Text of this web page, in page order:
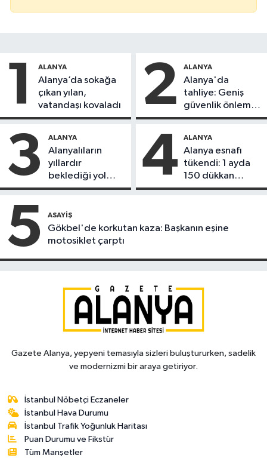
1 ALANYA
Alanya’da sokağa
çıkan yılan,
vatandaşı kovaladı
2 ALANYA
Alanya'da
tahliye: Geniş
güvenlik önlemi
alındı
3 ALANYA
Alanyalıların
yıllardır
beklediği yol
askıdan döndü
4 ALANYA
Alanya esnafı
tükendi: 1 ayda
150 dükkan
kapandı
5 ASAYIŞ
Gökbel'de korkutan kaza: Başkanın eşine
motosiklet çarptı
Gazete Alanya, yepyeni temasıyla sizleri buluştururken, sadelik
ve modernizmi bir araya getiriyor.
İstanbul Nöbetçi Eczaneler
İstanbul Hava Durumu
İstanbul Trafik Yoğunluk Haritası
Puan Durumu ve Fikstür
Tüm Manşetler